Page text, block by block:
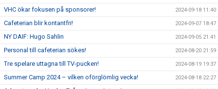
VHC ökar fokusen på sponsorer! 2024-09-18 11:40
Cafeterian blir kontantfri! 2024-09-07 18:47
NY DAIF: Hugo Sahlin 2024-09-05 21:41
Personal till cafeterian sökes! 2024-08-20 21:59
Tre spelare uttagna till TV-pucken! 2024-08-19 19:37
Summer Camp 2024 – vilken oförglömlig vecka! 2024-08-18 22:27